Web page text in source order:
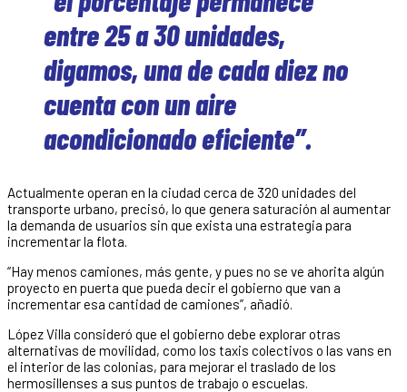
entre 25 a 30 unidades,
digamos, una de cada diez no
cuenta con un aire
acondicionado eficiente”.
Actualmente operan en la ciudad cerca de 320 unidades del
transporte urbano, precisó, lo que genera saturación al aumentar
la demanda de usuarios sin que exista una estrategia para
incrementar la flota.
“Hay menos camiones, más gente, y pues no se ve ahorita algún
proyecto en puerta que pueda decir el gobierno que van a
incrementar esa cantidad de camiones”, añadió.
López Villa consideró que el gobierno debe explorar otras
alternativas de movilidad, como los taxis colectivos o las vans en
el interior de las colonias, para mejorar el traslado de los
hermosillenses a sus puntos de trabajo o escuelas.